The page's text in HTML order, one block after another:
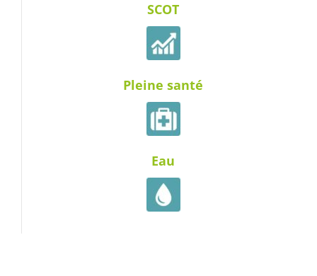
SCOT
Pleine santé
Eau